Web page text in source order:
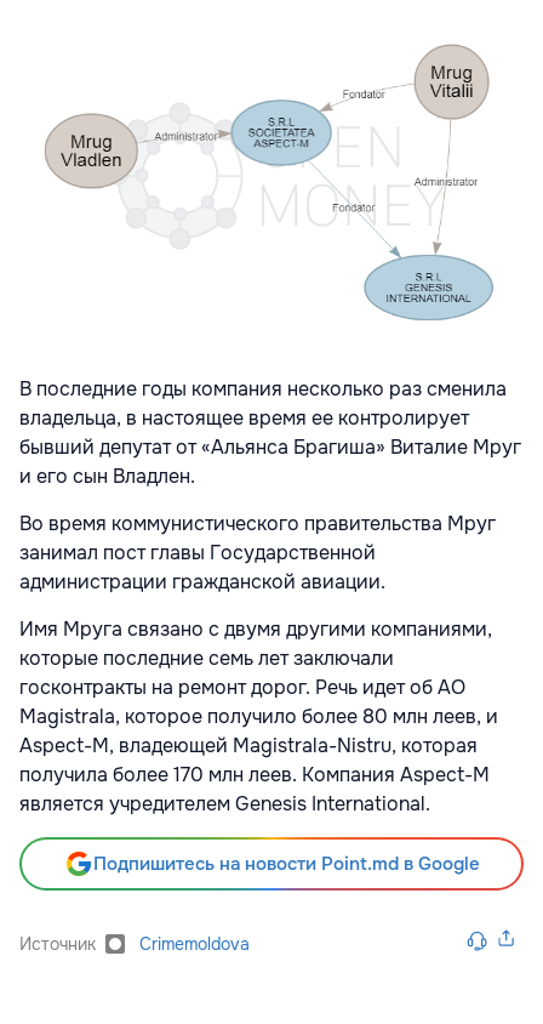
В последние годы компания несколько раз сменила
владельца, в настоящее время ее контролирует
бывший депутат от «Альянса Брагиша» Виталие Мруг
и его сын Владлен.
Во время коммунистического правительства Мруг
занимал пост главы Государственной
администрации гражданской авиации.
Имя Мруга связано с двумя другими компаниями,
которые последние семь лет заключали
госконтракты на ремонт дорог. Речь идет об АО
Magistrala, которое получило более 80 млн леев, и
Aspect-M, владеющей Magistrala-Nistru, которая
получила более 170 млн леев. Компания Aspect-M
является учредителем Genesis International.
Подпишитесь на новости Point.md в Google
Источник Crimemoldova